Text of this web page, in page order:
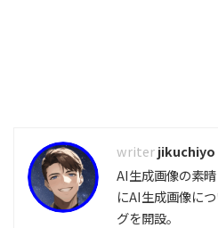
jikuchiyo
AI生成画像の素
にAI生成画像に
グを開設。